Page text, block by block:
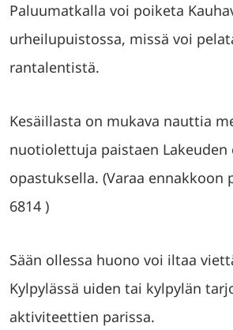
Paluumatkalla voi poiketa
urheilupuistossa, missä voi
rantalentistä.
Kesäillasta on mukava nauttia
nuotiolettuja paistaen Lakeuden
opastuksella. (Varaa ennakkoon
6814 )
Sään ollessa huono voi iltaa
Kylpylässä uiden tai kylpylän
aktiviteettien parissa.